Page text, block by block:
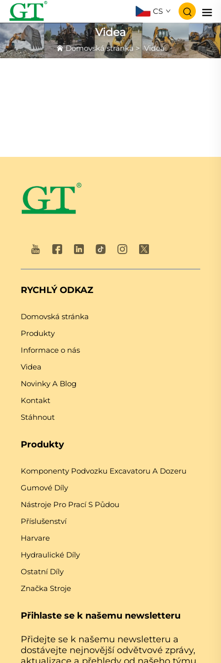
CS
Videa
Domovská stránka>Videa
RYCHLÝ ODKAZ
Domovská stránka
Produkty
Informace o nás
Videa
Novinky A Blog
Kontakt
Stáhnout
Produkty
Komponenty Podvozku Excavatoru A Dozeru
Gumové Díly
Nástroje Pro Prací S Půdou
Příslušenství
Harvare
Hydraulické Díly
Ostatní Díly
Značka Stroje
Přihlaste se k našemu newsletteru
Přidejte se k našemu newsletteru a
dostávejte nejnovější odvětvové zprávy,